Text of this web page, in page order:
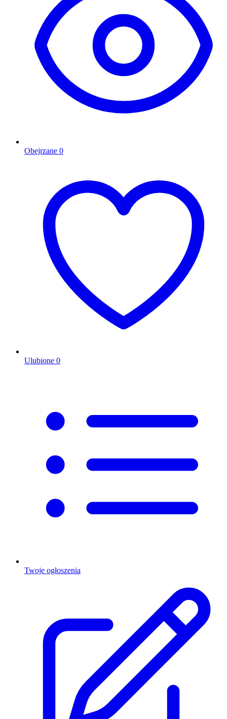
Obejrzane 0
Ulubione 0
Twoje ogłoszenia